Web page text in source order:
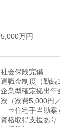
5,000万円
社会保険完備
退職金制度（勤続
企業型確定拠出年
寮（寮費5,000円
⇒住宅手当勘案
資格取得支援あ